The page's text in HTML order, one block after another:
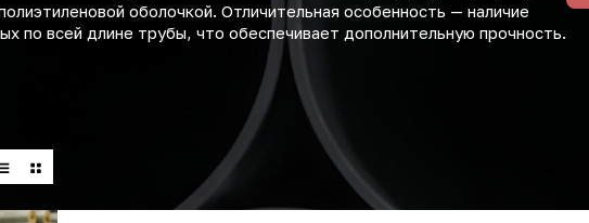
оболочкой. Отличительная особенность — наличие
по всей длине трубы, что обеспечивает дополнительную прочность.